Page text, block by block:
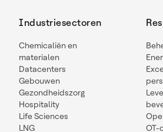
Industriesectoren
Chemicaliën en
materialen
Datacenters
Gebouwen
Gezondheidszorg
Hospitality
Life Sciences
LNG
OT-